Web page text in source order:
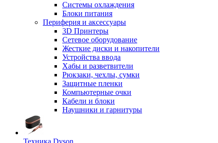
Системы охлаждения
Блоки питания
Периферия и аксессуары
3D Принтеры
Сетевое оборудование
Жесткие диски и накопители
Устройства ввода
Хабы и разветвители
Рюкзаки, чехлы, сумки
Защитные пленки
Компьютерные очки
Кабели и блоки
Наушники и гарнитуры
Техника Dyson